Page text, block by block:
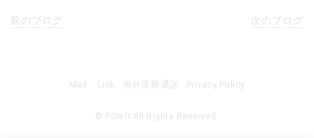
前のブログ 次のブログ
© PONTI All Rights Reserved.
Mail Link 海外医療通訳 Privacy Policy